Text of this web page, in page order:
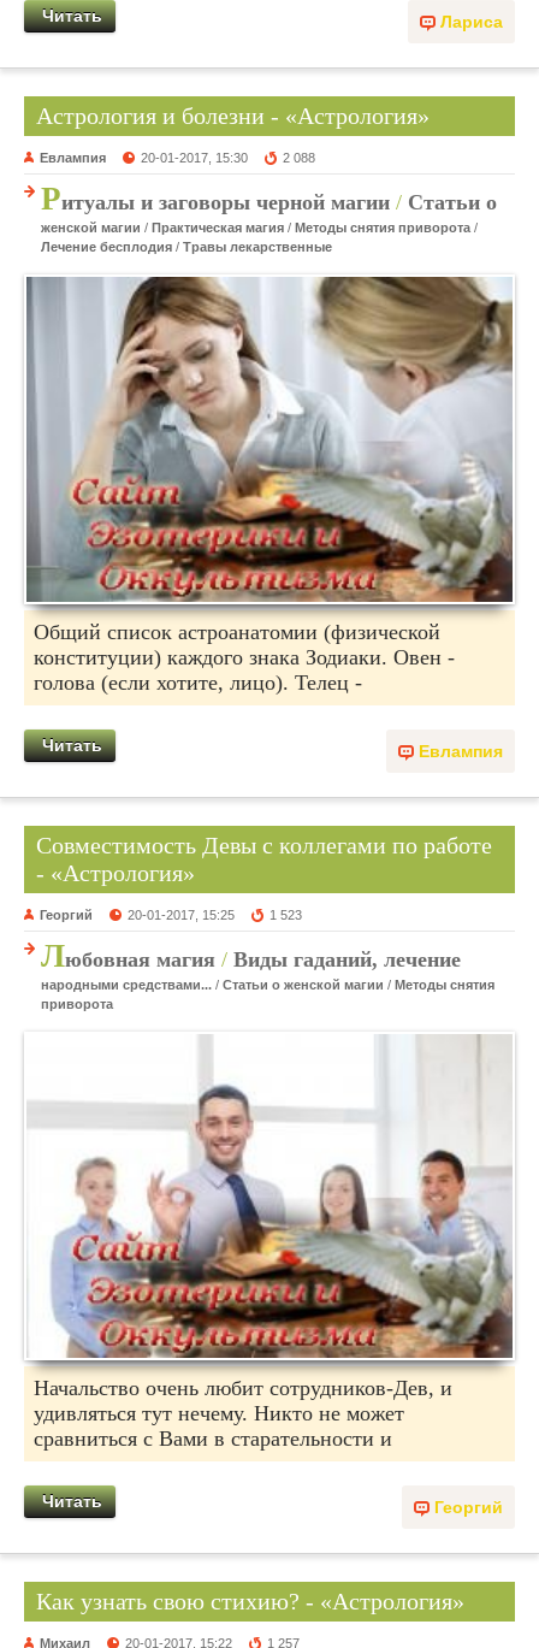
Лариса
Читать
Астрология и болезни - «Астрология»
Евлампия 20-01-2017, 15:30 2 088
Ритуалы и заговоры черной магии / Статьи о
женской магии / Практическая магия / Методы снятия приворота /
Лечение бесплодия / Травы лекарственные
Общий список астроанатомии (физической
конституции) каждого знака Зодиаки. Овен -
голова (если хотите, лицо). Телец -
Евлампия
Читать
Совместимость Девы с коллегами по работе
- «Астрология»
Георгий 20-01-2017, 15:25 1 523
Любовная магия / Виды гаданий, лечение
народными средствами... / Статьи о женской магии / Методы снятия
приворота
Начальство очень любит сотрудников-Дев, и
удивляться тут нечему. Никто не может
сравниться с Вами в старательности и
Георгий
Читать
Как узнать свою стихию? - «Астрология»
Михаил 20-01-2017, 15:22 1 257